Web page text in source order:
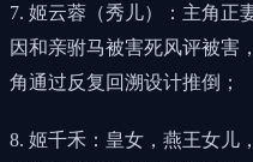
7. 姬云蓉（秀儿）：主角正
因和亲驸马被害死风评被害
角通过反复回溯设计推倒；
8. 姬千禾：皇女，燕王女儿